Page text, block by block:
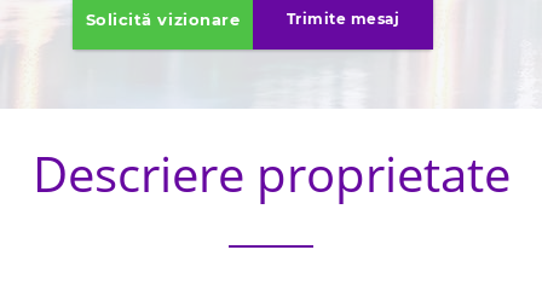
Solicită vizionare Trimite mesaj
Descriere proprietate